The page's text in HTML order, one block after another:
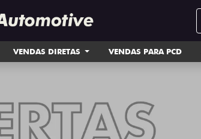
VENDAS DIRETAS VENDAS PARA PCD